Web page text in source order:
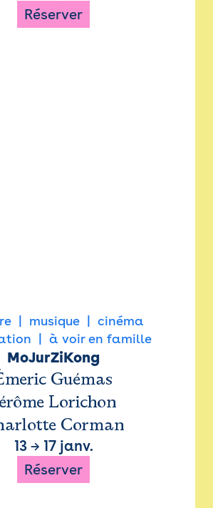
Réserver
musique
cinéma
à voir en famille
MoJurZiKong
Guémas
Lorichon
Corman
13→ 17 janv.
Réserver